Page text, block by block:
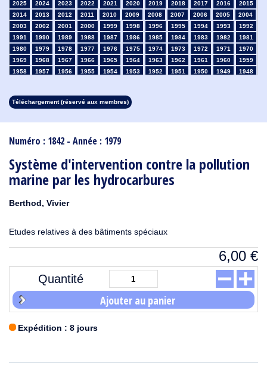
Numéro : 1842 - Année : 1979
Système d'intervention contre la pollution
marine par les hydrocarbures
Berthod, Vivier
Etudes relatives à des bâtiments spéciaux
6,00 €
Quantité
Ajouter au panier
Expédition : 8 jours
2025 2024 2023 2022 2021 2020 2019 2018 2017 2016
2015
2014
2013 2012 2011 2010 2009 2008 2007 2006 2005
2004
2003
2002 2001 2000 1999 1998 1996 1995 1994 1993
1992
1991
1990 1989 1988 1987 1986 1985 1984 1983 1982
1981
1980
1979 1978 1977 1976 1975 1974 1973 1972 1971
1970
1969
1968 1967 1966 1965 1964 1963 1962 1961 1960
1959
1958
1957 1956 1955 1954 1953 1952 1951 1950 1949
1948
1913
1912 1911 1910 1909 1908
Téléchargement (réservé aux membres)